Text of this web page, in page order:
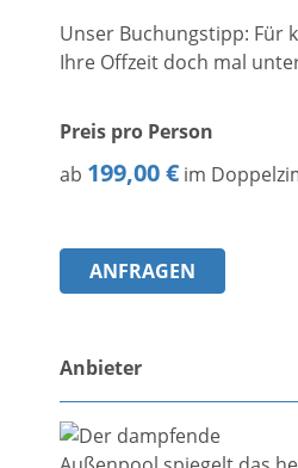
Unser Buchungstipp: Für
Ihre Offzeit doch mal
Preis pro Person
ab 199,00 € im
ANFRAGEN
Anbieter